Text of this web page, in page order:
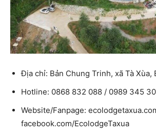
Địa chỉ: Bản Chung Trinh, xã Tà Xùa,
Hotline: 0868 832 088 / 0989 345
Website/Fanpage:
facebook.com/EcolodgeTaxua